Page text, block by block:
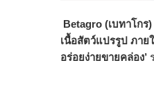
Betagro (เบทาโก
เนื้อสัตว์แปรรูป ภาย
อร่อยง่ายขายคล่อง’